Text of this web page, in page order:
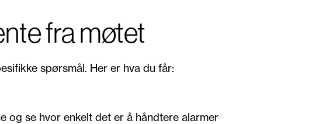
fra møtet
spørsmål. Her er hva du får:
og se hvor enkelt det er å håndtere alarmer